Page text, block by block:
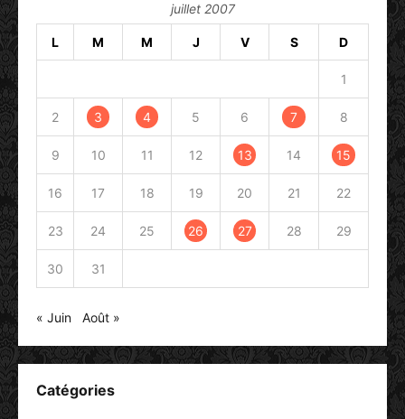
juillet 2007
L M M J V S D
1
2 3 4 5 6 7 8
9 10 11 12 13 14 15
16 17 18 19 20 21 22
23 24 25 26 27 28 29
30 31
« Juin Août »
Catégories